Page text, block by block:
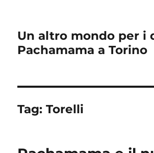
Un altro mondo per i
Pachamama a Torino
Tag:Torelli